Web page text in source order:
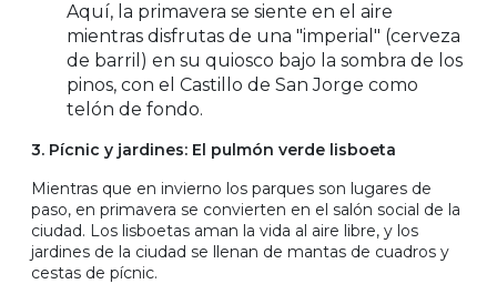
Aquí, la primavera se siente en el aire
mientras disfrutas de una "imperial" (cerveza
de barril) en su quiosco bajo la sombra de los
pinos, con el Castillo de San Jorge como
telón de fondo.
3. Pícnic y jardines: El pulmón verde lisboeta
Mientras que en invierno los parques son lugares de
paso, en primavera se convierten en el salón social de la
ciudad. Los lisboetas aman la vida al aire libre, y los
jardines de la ciudad se llenan de mantas de cuadros y
cestas de pícnic.